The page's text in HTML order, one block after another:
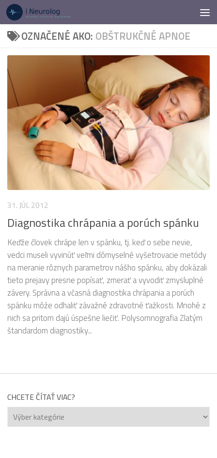
Preskočiť na obsah
OZNAČENÉ AKO: OBŠTRUKČNÉ APNOE
31. JÚL 2012
Diagnostika chrápania a porúch spánku
Keďže človek chrápe len v spánku, tj. keď o sebe nevie,
vedci museli vyvinúť veľmi dômyselné vyšetrovacie metódy
na meranie rôznych parametrov nášho spánku, aby dokázali
tieto prejavy presne popísať, zmerať a vyvodiť zmysluplné
závery. Správna a včasná diagnostika chrápania a porúch
spánku môže odhaliť závažné zdravotné ťažkosti. Mnohé z
nich sa pritom dajú úspešne liečiť. Polysomnografia Zlatým
štandardom diagnostiky...
CHCETE ČÍTAŤ VIAC?
Chcete
čítať